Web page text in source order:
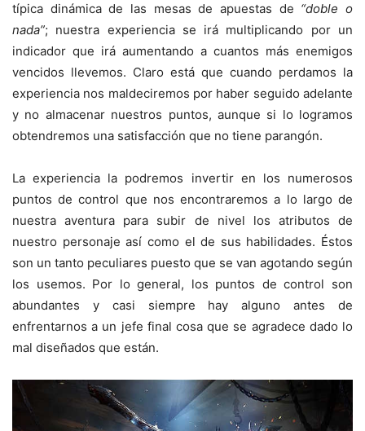
típica dinámica de las mesas de apuestas de “doble o
nada”; nuestra experiencia se irá multiplicando por un
indicador que irá aumentando a cuantos más enemigos
vencidos llevemos. Claro está que cuando perdamos la
experiencia nos maldeciremos por haber seguido adelante
y no almacenar nuestros puntos, aunque si lo logramos
obtendremos una satisfacción que no tiene parangón.
La experiencia la podremos invertir en los numerosos
puntos de control que nos encontraremos a lo largo de
nuestra aventura para subir de nivel los atributos de
nuestro personaje así como el de sus habilidades. Éstos
son un tanto peculiares puesto que se van agotando según
los usemos. Por lo general, los puntos de control son
abundantes y casi siempre hay alguno antes de
enfrentarnos a un jefe final cosa que se agradece dado lo
mal diseñados que están.